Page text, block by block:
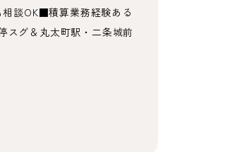
談OK■積算業務経験ある
グ＆丸太町駅・二条城前